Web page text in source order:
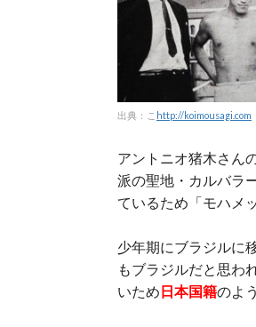
出典：こ http://koimousagi.com
アントニオ猪木さん
派の聖地・カルバラ
ているため「モハメ
少年期にブラジルに
もブラジルだと思わ
いため日本国籍のよ